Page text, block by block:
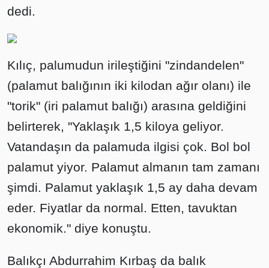
dedi.
Kılıç, palumudun irileştiğini "zindandelen"
(palamut balığının iki kilodan ağır olanı) ile
"torik" (iri palamut balığı) arasına geldiğini
belirterek, "Yaklaşık 1,5 kiloya geliyor.
Vatandaşın da palamuda ilgisi çok. Bol bol
palamut yiyor. Palamut almanın tam zamanı
şimdi. Palamut yaklaşık 1,5 ay daha devam
eder. Fiyatlar da normal. Etten, tavuktan
ekonomik." diye konuştu.
Balıkçı Abdurrahim Kırbaş da balık